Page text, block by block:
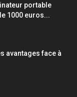
portable
1000 euros...
avantages face à